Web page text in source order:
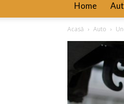
Home
Acasă Auto